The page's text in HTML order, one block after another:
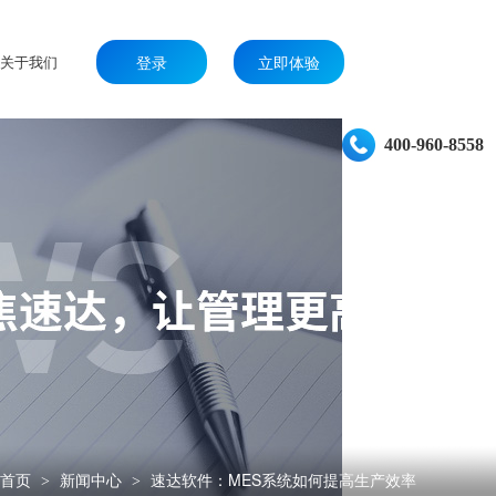
关于我们 登录 立即体验
400-960-8558
首页 > 新闻中心 > 速达软件：MES系统如何提高生产效率